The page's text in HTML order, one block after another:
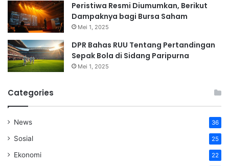
Peristiwa Resmi Diumumkan, Berikut
Dampaknya bagi Bursa Saham
Mei 1, 2025
DPR Bahas RUU Tentang Pertandingan
Sepak Bola di Sidang Paripurna
Mei 1, 2025
Categories
News 36
Sosial 25
Ekonomi 22